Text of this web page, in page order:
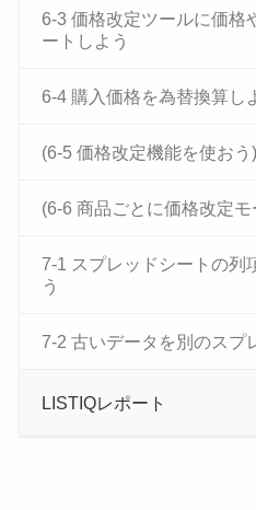
6-3 価格改定ツールに価格
ートしよう
6-4 購入価格を為替換算し
(6-5 価格改定機能を使おう)
(6-6 商品ごとに価格改定
7-1 スプレッドシートの列
う
7-2 古いデータを別のスプ
LISTIQレポート